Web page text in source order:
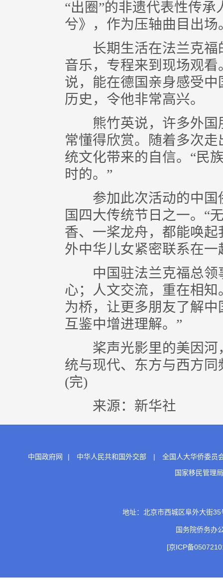
“出圈”的非遗代表性传
兮》，作为压轴曲目出场
长期生活在法兰克福
音乐，专程来到现场观
说，能在德国亲身感受
历史，令他非常高兴。
熊竹英说，许多外国
常懂得欣赏。随着多次
统文化带来的自信。“民
时的。”
参加此次活动的中国
国四大传统节日之一。“
香、一桨龙舟，都能唤
外中华儿女紧密联系在一
中国驻法兰克福总领
心；人文交流，重在相
为桥，让更多朋友了解
互鉴中增进理解。”
桨声光影里的美因河
统与现代、东方与西方
(完)
来源：新华社
中国政府网 | 中华人民共和国外交部 |
全国人大华侨委员
国家移民管理局
地址：北京市西城区阜外大街
国务院侨务
[京ICP备